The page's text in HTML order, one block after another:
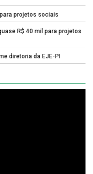
projetos sociais
R$ 40 mil para projetos
diretoria da EJE-PI